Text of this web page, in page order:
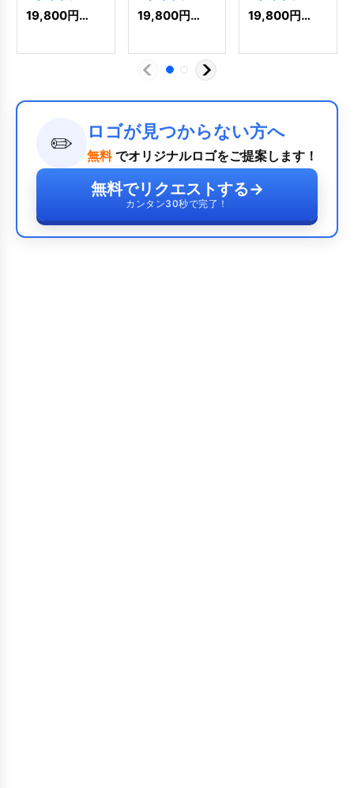
なS字ロゴ
[8295]
19,800円(税込)
なS字リーフのロ
ゴ [6866
19,800円(税込)
なU字型ロゴ
[10852]
19,800円(税込)
✏️ ロゴが見つからない方へ
無料 でオリジナルロゴをご提案します！
無料でリクエストする→
カンタン30秒で完了！